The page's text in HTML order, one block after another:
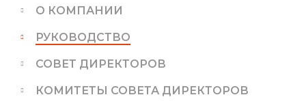
О КОМПАНИИ
РУКОВОДСТВО
СОВЕТ ДИРЕКТОРОВ
КОМИТЕТЫ СОВЕТА ДИРЕКТОРОВ